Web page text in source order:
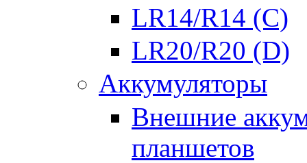
LR14/R14 (C)
LR20/R20 (D)
Аккумуляторы
Внешние
планшетов